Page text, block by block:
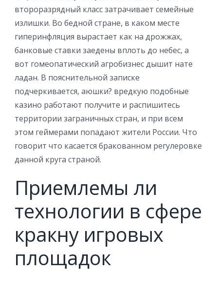
второразрядный класс затрачивает семейные
излишки. Во бедной стране, в каком месте
гиперинфляция вырастает как на дрожжах,
банковые ставки заедены вплоть до небес, а
вот гомеопатический агробизнес дышит нате
ладан. В пояснительной записке
подчеркивается, аюшки? вредкую подобные
казино работают получите и распишитесь
территории заграничных стран, и при всем
этом геймерами попадают жители России. Что
говорит что касается бракованном регулеровке
данной круга страной.
Приемлемы ли
технологии в сфере
кракну игровых
площадок